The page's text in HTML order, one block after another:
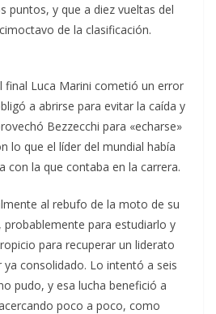
puntos, y que a diez vueltas del
de la clasificación.
final Luca Marini cometió un error
a abrirse para evitar la caída y
Bezzecchi para «echarse»
lo que el líder del mundial había
con la que contaba en la carrera.
al rebufo de la moto de su
para estudiarlo y
para recuperar un liderato
ya consolidado. Lo intentó a seis
pudo, y esa lucha benefició a
poco a poco, como